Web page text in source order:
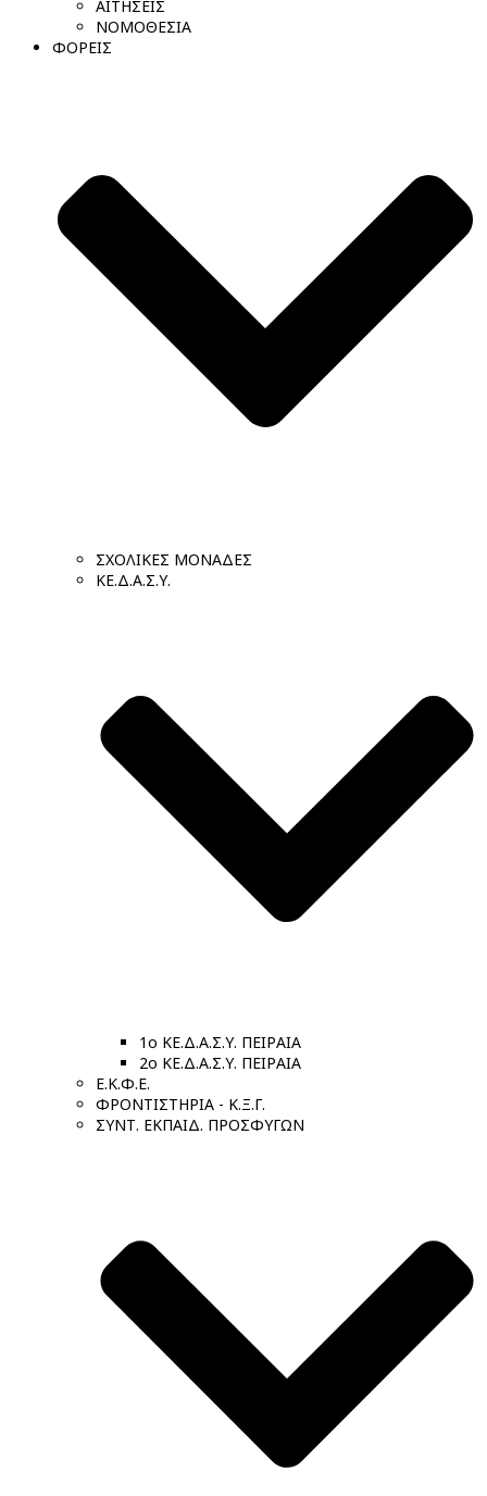
ΑΙΤΗΣΕΙΣ
ΝΟΜΟΘΕΣΙΑ
ΦΟΡΕΙΣ
ΣΧΟΛΙΚΕΣ ΜΟΝΑΔΕΣ
ΚΕ.Δ.Α.Σ.Υ.
1ο ΚΕ.Δ.Α.Σ.Υ. ΠΕΙΡΑΙΑ
2ο ΚΕ.Δ.Α.Σ.Υ. ΠΕΙΡΑΙΑ
Ε.Κ.Φ.Ε.
ΦΡΟΝΤΙΣΤΗΡΙΑ - Κ.Ξ.Γ.
ΣΥΝΤ. ΕΚΠΑΙΔ. ΠΡΟΣΦΥΓΩΝ